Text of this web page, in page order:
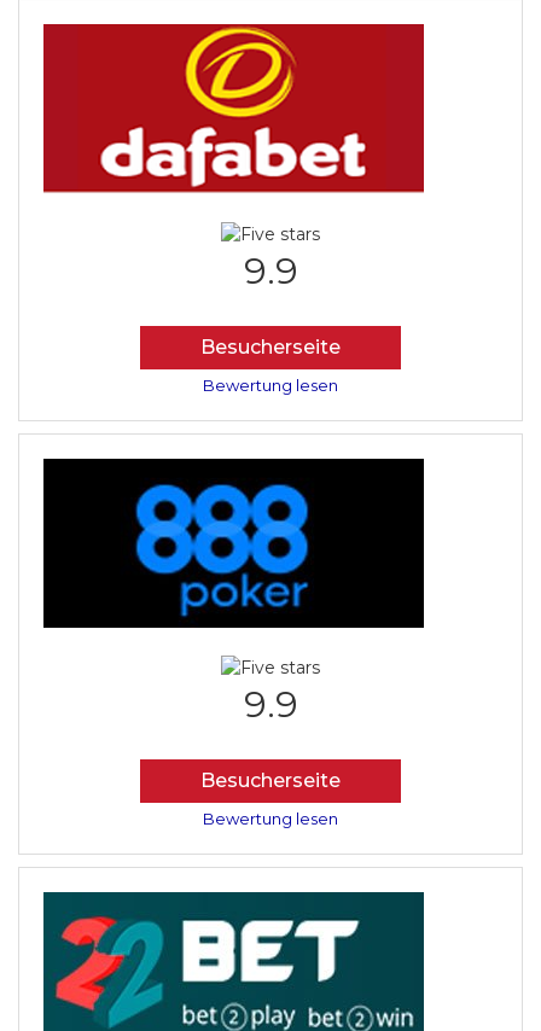
9.9
Besucherseite
Bewertung lesen
9.9
Besucherseite
Bewertung lesen